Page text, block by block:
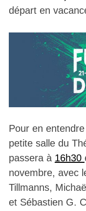
départ en
Pour en
petite salle du
passera à 16h30
novembre, avec
Tillmanns,
et Sébastien G.